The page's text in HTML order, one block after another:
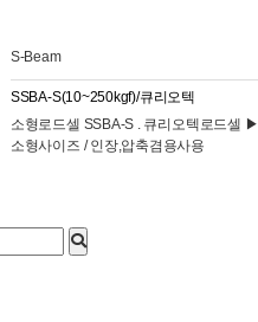
S-Beam
SSBA-S(10~250kgf)/큐리오텍
​소형로드셀 SSBA-S . 큐리오텍로드셀 ▶​
소형사이즈 / 인장,압축겸용사용